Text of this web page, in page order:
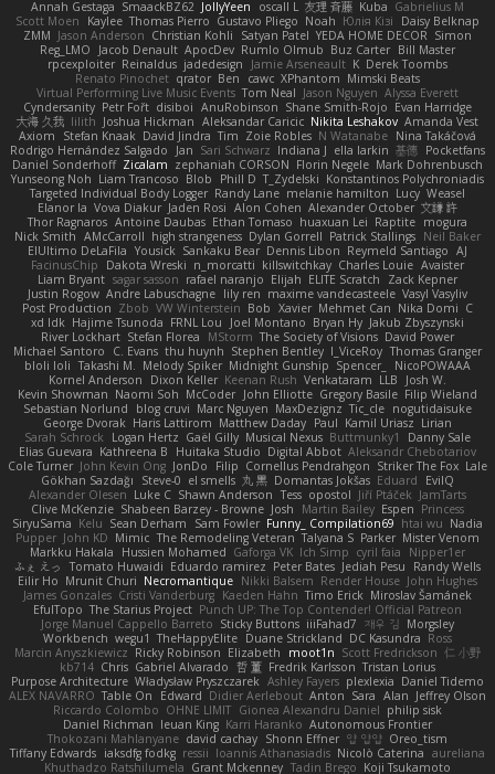
Annah Gestaga SmaackBZ62 JollyYeen oscall L 友理 斉藤 Kuba Gabrielius M
Scott Moen
Kaylee Thomas Pierro Gustavo Pliego Noah Юлія Кізі
Daisy Belknap
ZMM Jason Anderson Christian Kohli Satyan Patel YEDA HOME DECOR Simon
Reg_LMO
Jacob Denault ApocDev Rumlo Olmub Buz Carter Bill Master
rpcexploiter Reinaldus jadedesign Jamie Arseneault K Derek Toombs
Renato Pinochet qrator Ben cawc XPhantom Mimski Beats
Virtual Performing Live Music Events Tom Neal Jason Nguyen Alyssa Everett
Cyndersanity Petr Fořt disiboi AnuRobinson Shane Smith-Rojo Evan Harridge
大海 久我 lilith Joshua Hickman Aleksandar Caricic Nikita Leshakov Amanda Vest
Axiom
Stefan Knaak David Jindra Tim Zoie Robles N Watanabe Nina Takáčová
Rodrigo Hernández Salgado
Jan Sari Schwarz Indiana J ella larkin 基德 Pocketfans
Daniel Sonderhoff Zicalam zephaniah CORSON Florin Negele Mark Dohrenbusch
Yunseong Noh Liam Trancoso Blob Phill D T_Zydelski Konstantinos Polychroniadis
Targeted Individual Body Logger Randy Lane melanie hamilton Lucy Weasel
Elanor la Vova Diakur Jaden Rosi Alon Cohen Alexander October 文謙 許
Thor Ragnaros Antoine Daubas Ethan Tomaso huaxuan Lei Raptite mogura
Nick Smith AMcCarroll high strangeness Dylan Gorrell Patrick Stallings Neil Baker
ElUltimo DeLaFila Yousick Sankaku Bear Dennis Libon Reymeld Santiago AJ
FacinusChip
Dakota Wreski n_morcatti killswitchkay Charles Louie Avaister
Liam Bryant sagar sasson rafael naranjo Elijah ELITE Scratch
Zack Kepner
Justin Rogow Andre Labuschagne lily ren maxime vandecasteele Vasyl Vasyliv
Post Production Zbob VW Winterstein Bob Xavier Mehmet Can Nika Domi C
xd Idk Hajime Tsunoda FRNL Lou Joel Montano Bryan Hy Jakub Zbyszynski
River Lockhart Stefan Florea MStorm The Society of Visions David Power
Michael Santoro
C. Evans thu huynh Stephen Bentley I_ViceRoy Thomas Granger
bloli loli Takashi M. Melody Spiker Midnight Gunship Spencer_
NicoPOWAAA
Kornel Anderson
Dixon Keller Keenan Rush Venkataram LLB
Josh W.
Kevin Showman Naomi Soh McCoder John Elliotte Gregory Basile Filip Wieland
Sebastian Norlund
blog cruvi Marc Nguyen MaxDezignz Tic_cle nogutidaisuke
George Dvorak Haris Lattirom Matthew Daday Paul Kamil Uriasz Lirian
Sarah Schrock
Logan Hertz Gaël Gilly Musical Nexus Buttmunky1
Danny Sale
Elias Guevara Kathreena B Huitaka Studio Digital Abbot Aleksandr Chebotariov
Cole Turner John Kevin Ong JonDo Filip Cornellus Pendrahgon Striker The Fox Lale
Gökhan Sazdağı
Steve-0 el smells 丸 黒 Domantas Jokšas Eduard
EvilQ
Alexander Olesen Luke C Shawn Anderson Tess opostol Jiří Ptáček JamTarts
Clive McKenzie Shabeen Barzey - Browne Josh Martin Bailey Espen Princess
SiryuSama Kelu Sean Derham Sam Fowler Funny_ Compilation69 htai wu Nadia
Pupper John KD Mimic The Remodeling Veteran Talyana S Parker Mister Venom
Markku Hakala
Hussien Mohamed Gaforga VK Ich Simp cyril faia
Nipper1er
ふぇ えっ
Tomato Huwaidi Eduardo ramirez Peter Bates Jediah Pesu
Randy Wells
Eilir Ho Mrunit Churi Necromantique Nikki Balsem Render House John Hughes
James Gonzales Cristi Vanderburg Kaeden Hahn Timo Erick Miroslav Šamánek
EfulTopo The Starius Project Punch UP: The Top Contender! Official Patreon
Jorge Manuel Cappello Barreto Sticky Buttons iiiFahad7 재우 김
Morgsley
Workbench wegu1 TheHappyElite Duane Strickland DC Kasundra Ross
Marcin Anyszkiewicz Ricky Robinson Elizabeth moot1n Scott Fredrickson 仁 小野
kb714 Chris Gabriel Alvarado 哲 董 Fredrik Karlsson Tristan Lorius
Purpose Architecture Władysław Pryszczarek Ashley Fayers plexlexia Daniel Tidemo
ALEX NAVARRO Table On Edward Didier Aerlebout Anton Sara Alan Jeffrey Olson
Riccardo Colombo OHNE LIMIT Gionea Alexandru Daniel philip sisk
Daniel Richman Ieuan King Karri Haranko Autonomous Frontier
Thokozani Mahlanyane david cachay Shonn Effner 얍 얍얍 Oreo_tism
Tiffany Edwards iaksdfg fodkg ressii Ioannis Athanasiadis Nicolò Caterina aureliana
Khuthadzo Ratshilumela Grant Mckenney Tadin Brego Koji Tsukamoto